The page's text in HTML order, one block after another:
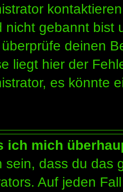
nicht gebannt bist
deinen
liegt hier der
es könnte
ich mich
sein, dass du das
Auf jeden